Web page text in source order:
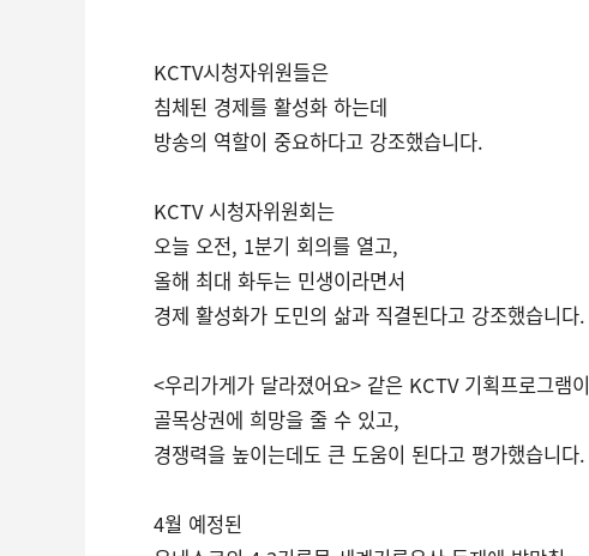
KCTV시청자위원들은
침체된 경제를 활성화 하는데
방송의 역할이 중요하다고 강조했습니다.
KCTV 시청자위원회는
오늘 오전, 1분기 회의를 열고,
올해 최대 화두는 민생이라면서
경제 활성화가 도민의 삶과 직결된다고 강조했습니다.
<우리가게가 달라졌어요> 같은 KCTV 기획프로그램이
골목상권에 희망을 줄 수 있고,
경쟁력을 높이는데도 큰 도움이 된다고 평가했습니다.
4월 예정된